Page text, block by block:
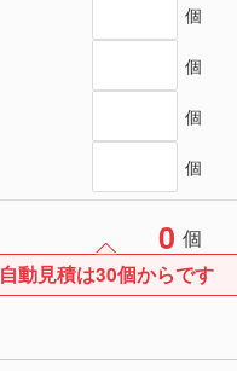
個
個
個
個
0 個
自動見積は30個からです